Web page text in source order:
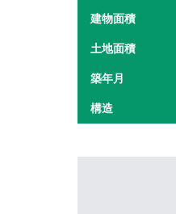
建物面積
土地面積
築年月
構造